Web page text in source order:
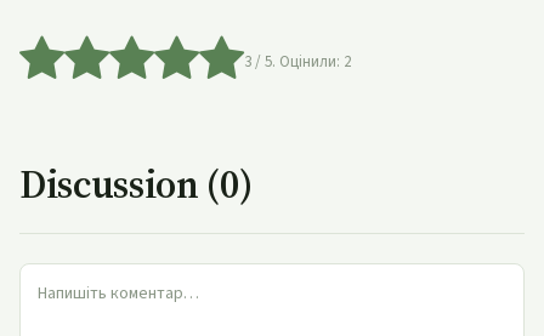
3/ 5. Оцінили: 2
Discussion (0)